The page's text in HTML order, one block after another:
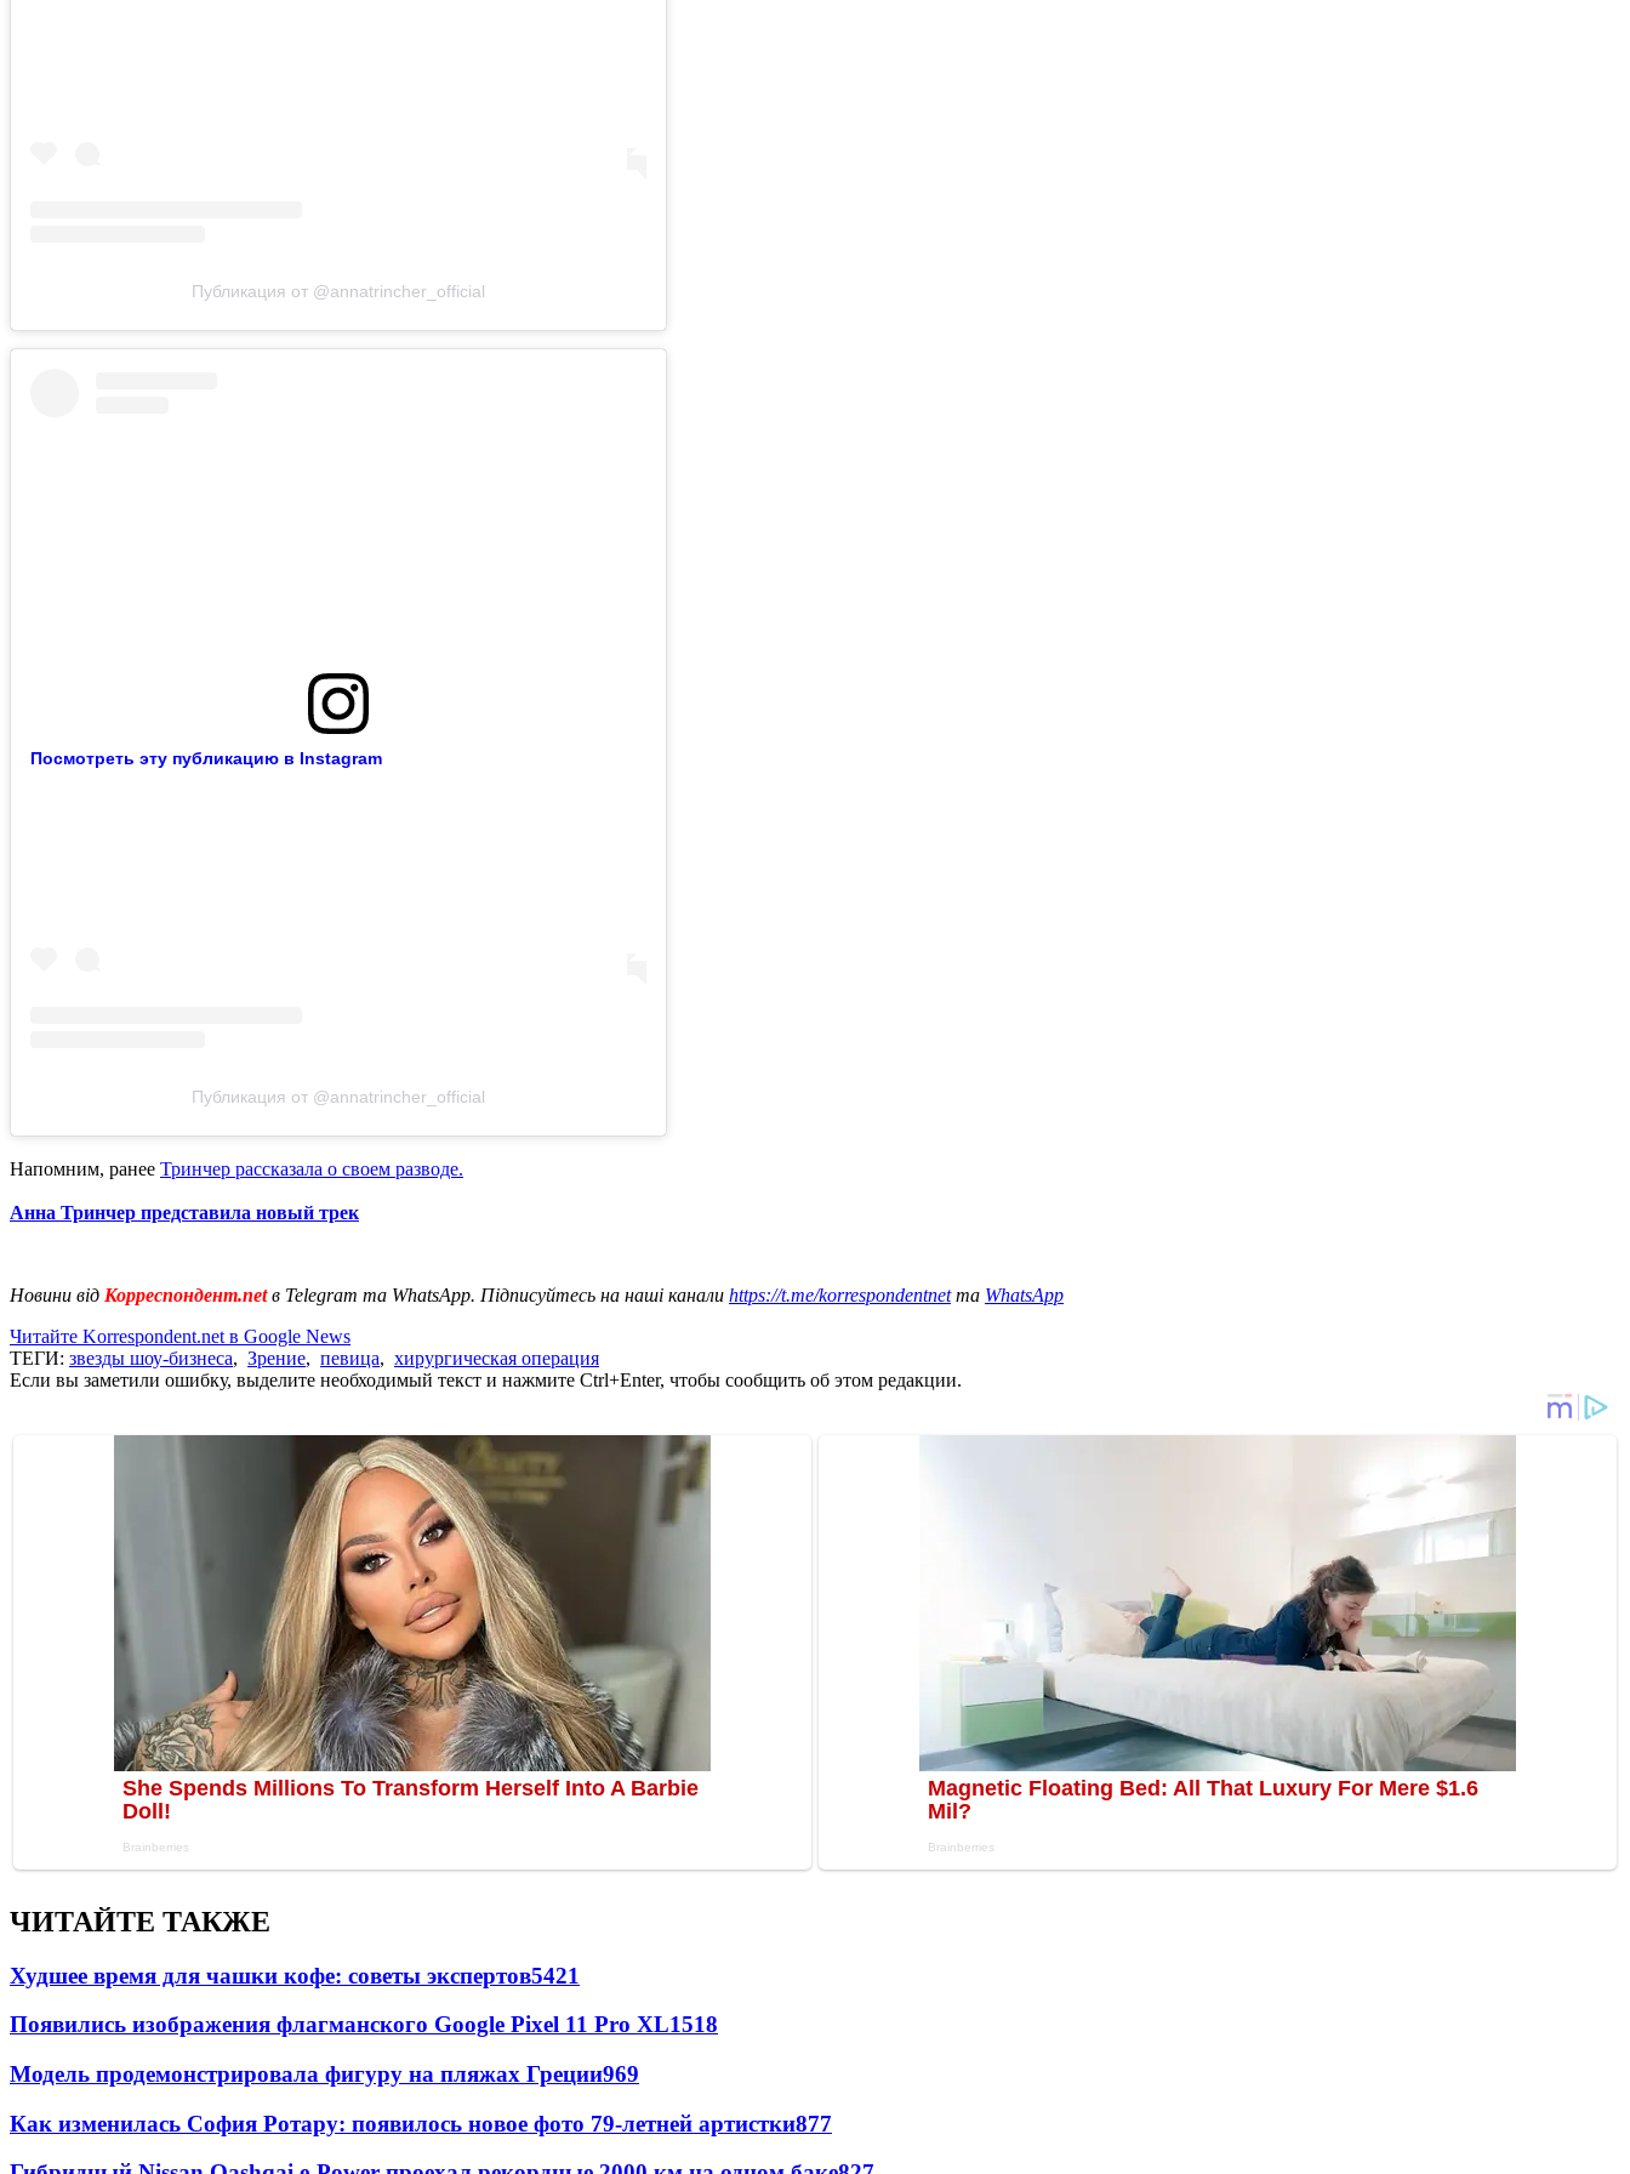
Публикация от @annatrincher_official
Посмотреть эту публикацию в Instagram
Публикация от @annatrincher_official
Напомним, ранее Тринчер рассказала о своем разводе.
Анна Тринчер представила новый трек
Новини від Корреспондент.netв Telegram та WhatsApp. Підписуйтесь на наші канали https://t.me/korrespondentnetта WhatsApp
Читайте Korrespondent.net в Google News
ТЕГИ: звезды шоу-бизнеса, Зрение, певица, хирургическая операция
Если вы заметили ошибку, выделите необходимый текст и нажмите Ctrl+Enter, чтобы сообщить об этом редакции.
ЧИТАЙТЕ ТАКЖЕ
Худшее время для чашки кофе: советы экспертов5421
Появились изображения флагманского Google Pixel 11 Pro XL1518
Модель продемонстрировала фигуру на пляжах Греции969
Как изменилась София Ротару: появилось новое фото 79-летней артистки877